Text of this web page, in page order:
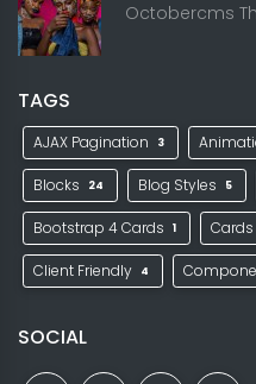
Octobercms
TAGS
AJAX Pagination 3
Blocks 24 Blog Styles 5
Bootstrap 4 Cards 1
Client Friendly 4
SOCIAL